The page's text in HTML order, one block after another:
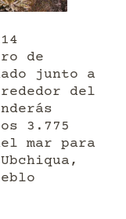
de
junto a
del
3.775
mar para